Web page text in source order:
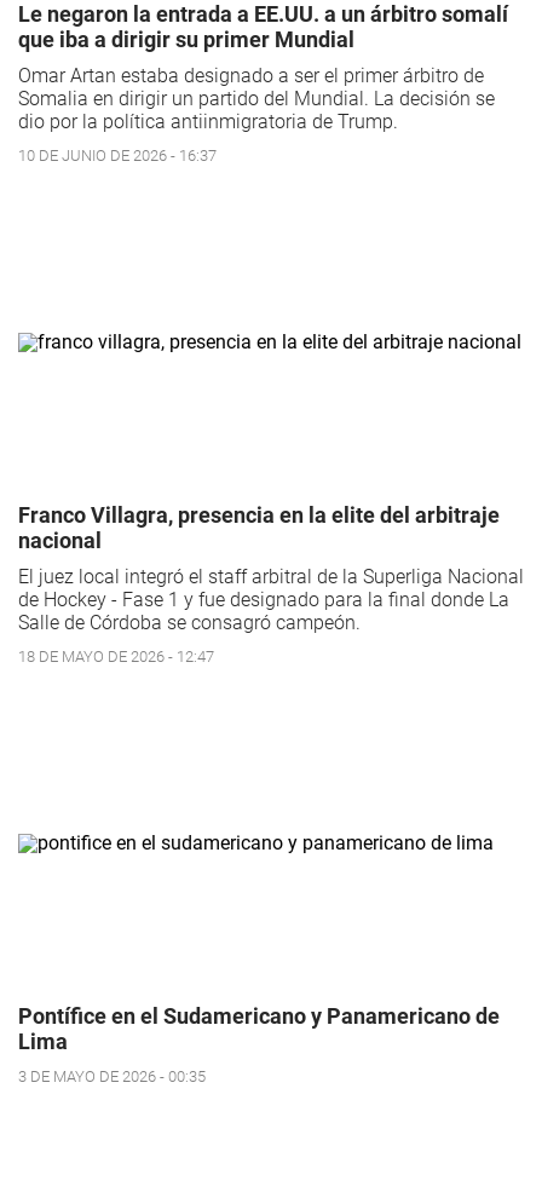
Le negaron la entrada a EE.UU. a un árbitro somalí
que iba a dirigir su primer Mundial
Omar Artan estaba designado a ser el primer árbitro de
Somalia en dirigir un partido del Mundial. La decisión se
dio por la política antiinmigratoria de Trump.
10 DE JUNIO DE 2026 - 16:37
Franco Villagra, presencia en la elite del arbitraje
nacional
El juez local integró el staff arbitral de la Superliga Nacional
de Hockey - Fase 1 y fue designado para la final donde La
Salle de Córdoba se consagró campeón.
18 DE MAYO DE 2026 - 12:47
Pontífice en el Sudamericano y Panamericano de
Lima
3 DE MAYO DE 2026 - 00:35